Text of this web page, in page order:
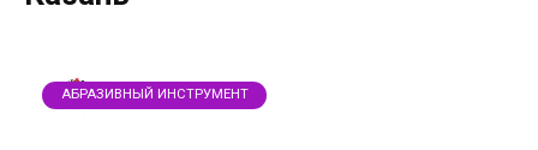
АБРАЗИВНЫЙ ИНСТРУМЕНТ